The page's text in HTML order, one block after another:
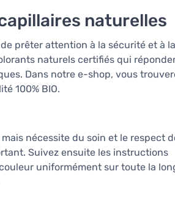
naturelles
prêter attention à la sécurité et à la
naturels certifiés qui
Dans notre e-shop, vous
100% BIO.
nécessite du soin et le respect
Suivez ensuite les instructions
uniformément sur toute la